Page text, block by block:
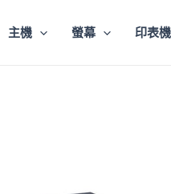
主機 螢幕 印表機